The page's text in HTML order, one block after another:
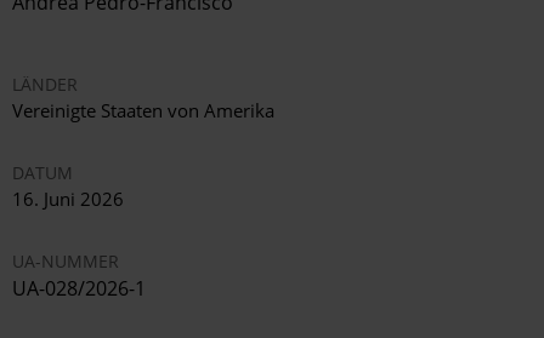
LÄNDER
Vereinigte Staaten von Amerika
DATUM
16. Juni 2026
UA-NUMMER
UA-028/2026-1